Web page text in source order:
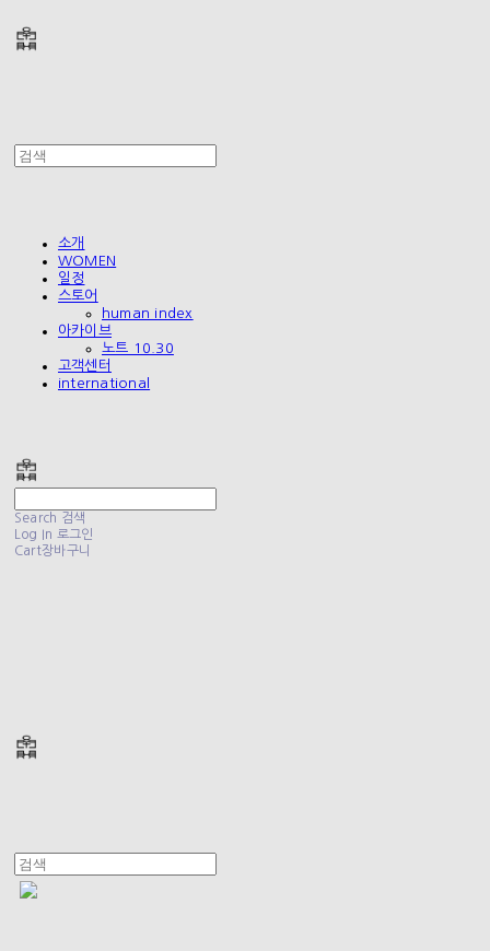
소개
WOMEN
일정
스토어
human index
아카이브
노트 10.30
고객센터
international
Search 검색
Log In 로그인
Cart장바구니